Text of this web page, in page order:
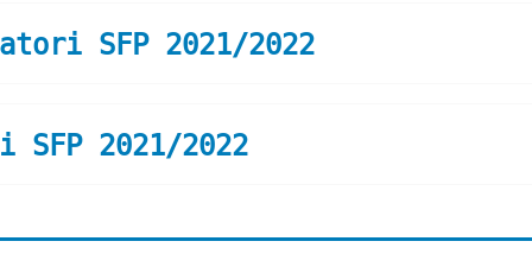
SFP 2021/2022
SFP 2021/2022